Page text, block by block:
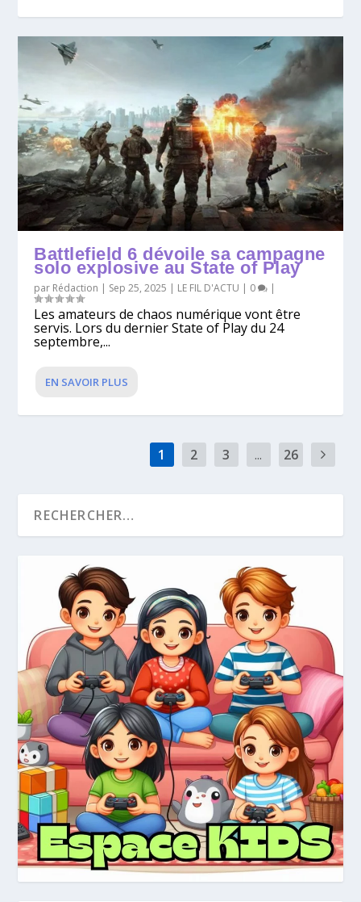
Battlefield 6 dévoile sa campagne
solo explosive au State of Play
par Rédaction | Sep 25, 2025 | LE FIL D'ACTU | 0 |
Les amateurs de chaos numérique vont être
servis. Lors du dernier State of Play du 24
septembre,...
EN SAVOIR PLUS
1 2 3 ... 26